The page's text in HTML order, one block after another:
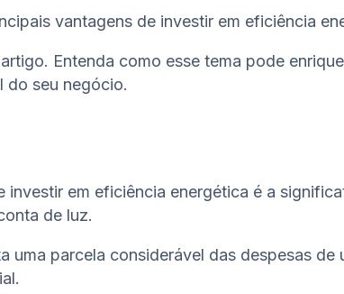
vantagens de investir em eficiência
Entenda como esse tema pode
do seu negócio.
investir em eficiência energética é a
de luz.
uma parcela considerável das despesas de